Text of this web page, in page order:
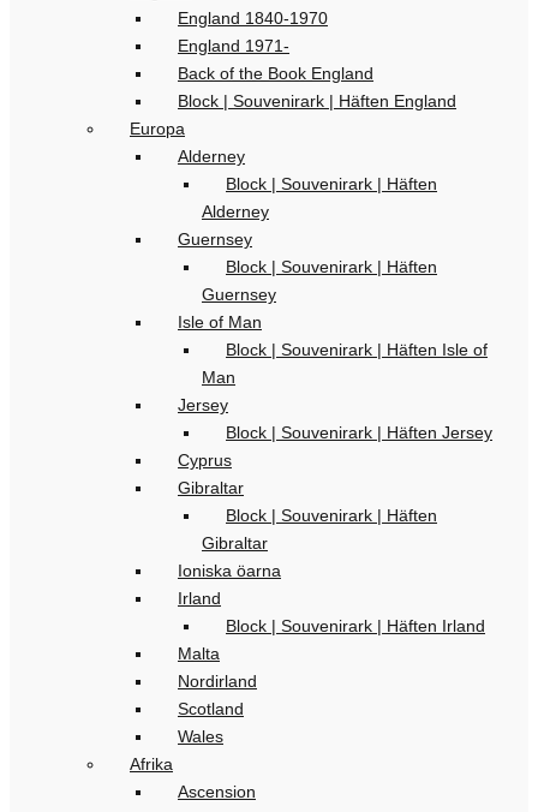
England 1840-1970
England 1971-
Back of the Book England
Block | Souvenirark | Häften England
Europa
Alderney
Block | Souvenirark | Häften
Alderney
Guernsey
Block | Souvenirark | Häften
Guernsey
Isle of Man
Block | Souvenirark | Häften Isle of
Man
Jersey
Block | Souvenirark | Häften Jersey
Cyprus
Gibraltar
Block | Souvenirark | Häften
Gibraltar
Ioniska öarna
Irland
Block | Souvenirark | Häften Irland
Malta
Nordirland
Scotland
Wales
Afrika
Ascension